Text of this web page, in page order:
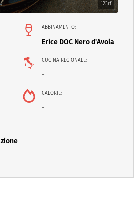
123rf
ABBINAMENTO:
Erice DOC Nero d'Avola
CUCINA REGIONALE:
-
CALORIE:
-